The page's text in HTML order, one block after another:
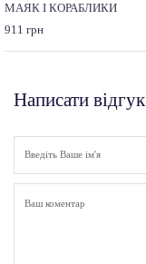
МАЯК І КОРАБЛИКИ
911 грн
Написати відгук